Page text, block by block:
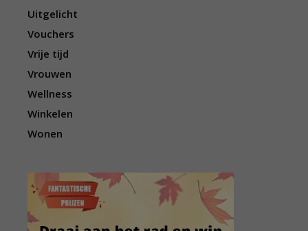
Uitgelicht
Vouchers
Vrije tijd
Vrouwen
Wellness
Winkelen
Wonen